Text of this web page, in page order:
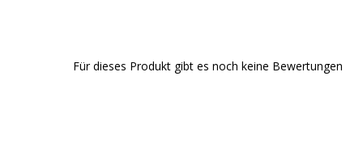
Für dieses Produkt gibt es noch keine Bewertungen